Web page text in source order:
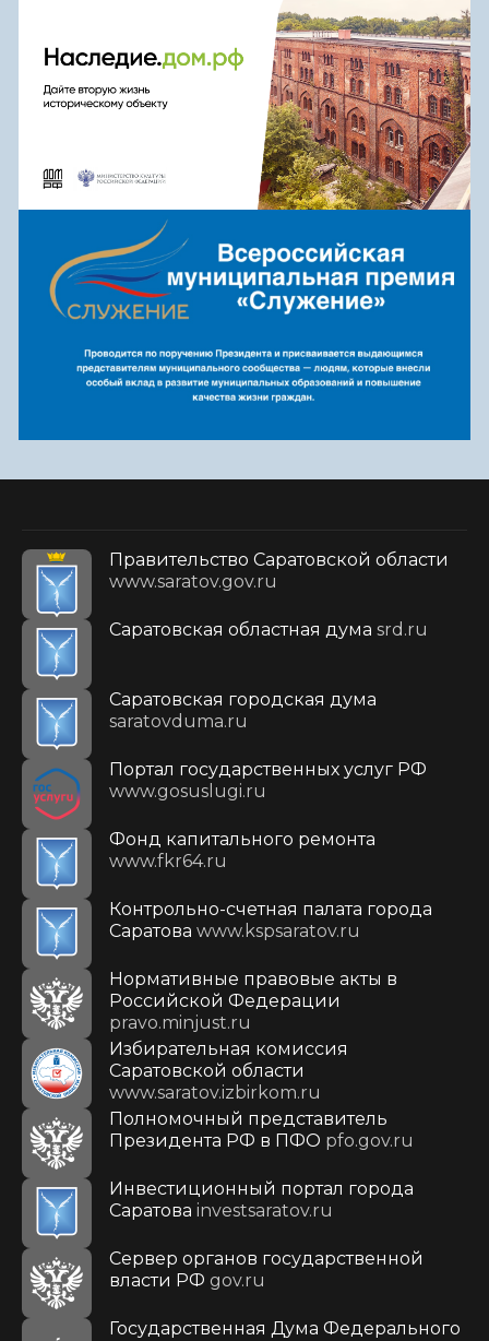
Правительство Саратовской области
www.saratov.gov.ru
Саратовская областная дума srd.ru
Саратовская городская дума
saratovduma.ru
Портал государственных услуг РФ
www.gosuslugi.ru
Фонд капитального ремонта
www.fkr64.ru
Контрольно-счетная палата города
Саратова www.kspsaratov.ru
Нормативные правовые акты в
Российской Федерации
pravo.minjust.ru
Избирательная комиссия
Саратовской области
www.saratov.izbirkom.ru
Полномочный представитель
Президента РФ в ПФО pfo.gov.ru
Инвестиционный портал города
Саратова investsaratov.ru
Сервер органов государственной
власти РФ gov.ru
Государственная Дума Федерального